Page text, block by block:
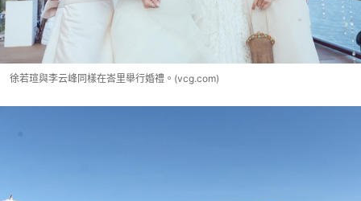
徐若瑄與李云峰同樣在峇里舉行婚禮。(vcg.com)